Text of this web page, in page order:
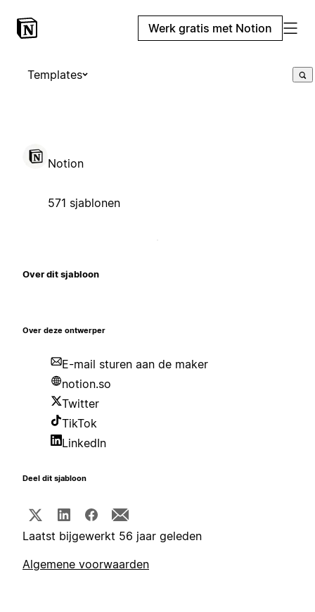
Werk gratis met Notion
Templates
Notion
571 sjablonen
Over dit sjabloon
Over deze ontwerper
E-mail sturen aan de maker
notion.so
Twitter
TikTok
LinkedIn
Deel dit sjabloon
Laatst bijgewerkt 56 jaar geleden
Algemene voorwaarden